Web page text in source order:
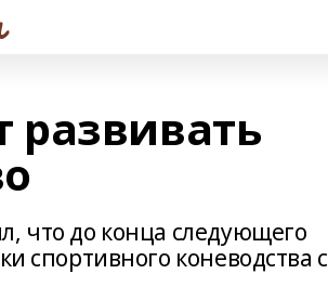
что до конца следующего
спортивного коневодства с